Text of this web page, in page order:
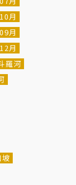
月
月
月
羅河